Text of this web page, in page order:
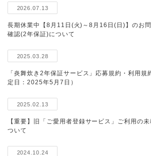
2026.07.13
長期休業中【8月11日(火)～8月16日(日)】のお
確認(2年保証)について
2025.03.28
「炎舞炊き2年保証サービス」応募規約・利用規
定日：2025年5月7日）
2025.02.13
【重要】旧「ご愛用者登録サービス」ご利用の
ついて
2024.10.24